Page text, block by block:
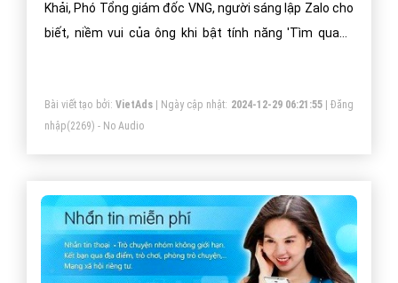
Khải, Phó Tổng giám đốc VNG, người sáng lập Zalo cho
biết, niềm vui của ông khi bật tính năng 'Tìm quanh
Phó tổng giám đốc VNG, người sáng lập Zalo, tuyên bố
dịch vụ nhắn tin tức thời này có 2 triệu người dùng tại
đây.
Bài viết tạo bởi: VietAds| Ngày cập nhật: 2024-12-29 06:21:55|Đăng
nhập(2269) - No Audio